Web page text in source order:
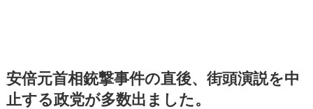
安倍元首相銃撃事件の直後、街頭演説を中
止する政党が多数出ました。